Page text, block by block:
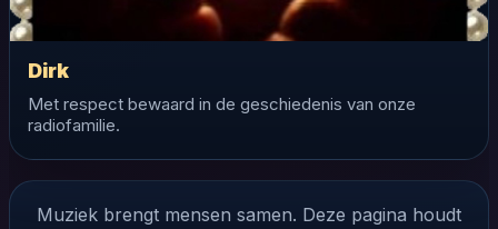
Dirk
Met respect bewaard in de geschiedenis van onze
radiofamilie.
Muziek brengt mensen samen. Deze pagina houdt